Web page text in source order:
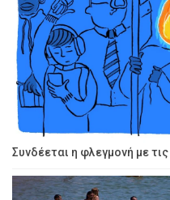
Συνδέεται η φλεγμονή με